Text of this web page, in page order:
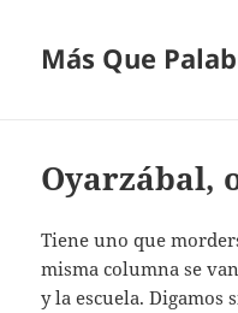
Más Que
Oyarzábal,
Tiene uno que
misma columna se
y la escuela. Digamos